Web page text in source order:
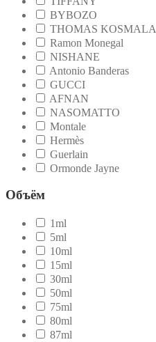
BYBOZO
THOMAS KOSMALA
Ramon Monegal
NISHANE
Antonio Banderas
GUCCI
AFNAN
NASOMATTO
Montale
Hermès
Guerlain
Ormonde Jayne
Объём
1ml
5ml
10ml
15ml
30ml
50ml
75ml
80ml
87ml